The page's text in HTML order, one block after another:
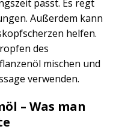
passt. Es regt
Außerdem kann
helfen.
des
mischen und
verwenden.
– Was man